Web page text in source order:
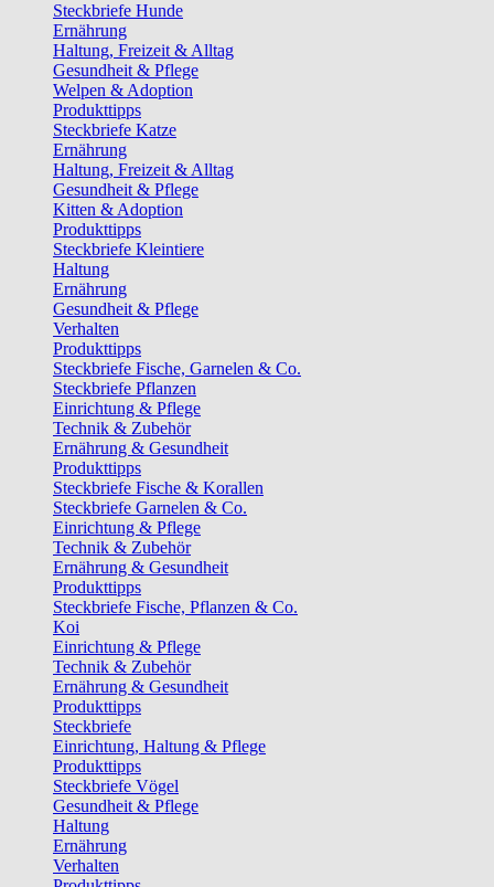
Steckbriefe Hunde
Ernährung
Haltung, Freizeit & Alltag
Gesundheit & Pflege
Welpen & Adoption
Produkttipps
Steckbriefe Katze
Ernährung
Haltung, Freizeit & Alltag
Gesundheit & Pflege
Kitten & Adoption
Produkttipps
Steckbriefe Kleintiere
Haltung
Ernährung
Gesundheit & Pflege
Verhalten
Produkttipps
Steckbriefe Fische, Garnelen & Co.
Steckbriefe Pflanzen
Einrichtung & Pflege
Technik & Zubehör
Ernährung & Gesundheit
Produkttipps
Steckbriefe Fische & Korallen
Steckbriefe Garnelen & Co.
Einrichtung & Pflege
Technik & Zubehör
Ernährung & Gesundheit
Produkttipps
Steckbriefe Fische, Pflanzen & Co.
Koi
Einrichtung & Pflege
Technik & Zubehör
Ernährung & Gesundheit
Produkttipps
Steckbriefe
Einrichtung, Haltung & Pflege
Produkttipps
Steckbriefe Vögel
Gesundheit & Pflege
Haltung
Ernährung
Verhalten